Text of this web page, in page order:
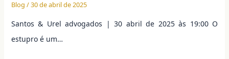
Blog /30 de abril de 2025
Santos & Urel advogados | 30 abril de 2025 às 19:00 O
estupro é um…